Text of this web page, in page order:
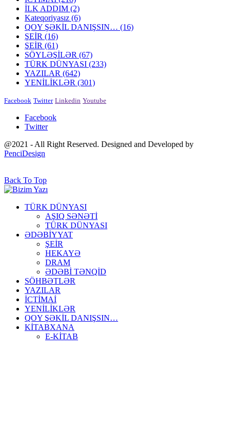
İLK ADDIM (2)
Kateqoriyasız (6)
QOY ŞƏKİL DANIŞSIN… (16)
ŞEİR (16)
ŞEİR (61)
SÖYLƏŞİLƏR (67)
TÜRK DÜNYASI (233)
YAZILAR (642)
YENİLİKLƏR (301)
Facebook Twitter Linkedin Youtube
Facebook
Twitter
@2021 - All Right Reserved. Designed and Developed by
PenciDesign
Back To Top
TÜRK DÜNYASI
AŞIQ SƏNƏTİ
TÜRK DÜNYASI
ƏDƏBİYYAT
ŞEİR
HEKAYƏ
DRAM
ƏDƏBİ TƏNQİD
SÖHBƏTLƏR
YAZILAR
İCTİMAİ
YENİLİKLƏR
QOY ŞƏKİL DANIŞSIN…
KİTABXANA
E-KİTAB